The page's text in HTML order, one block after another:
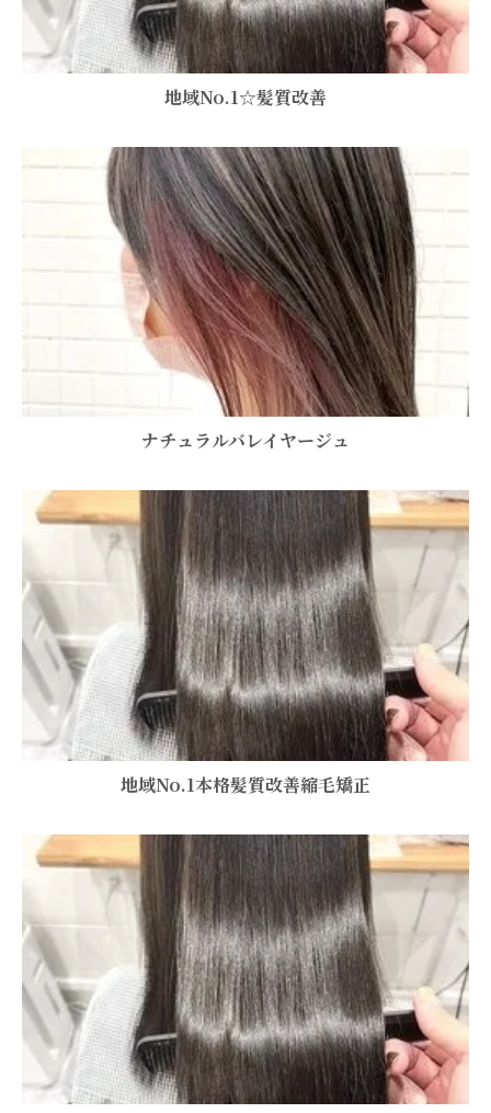
地域No.1☆髪質改善
ナチュラルバレイヤージュ
地域No.1本格髪質改善縮毛矯正